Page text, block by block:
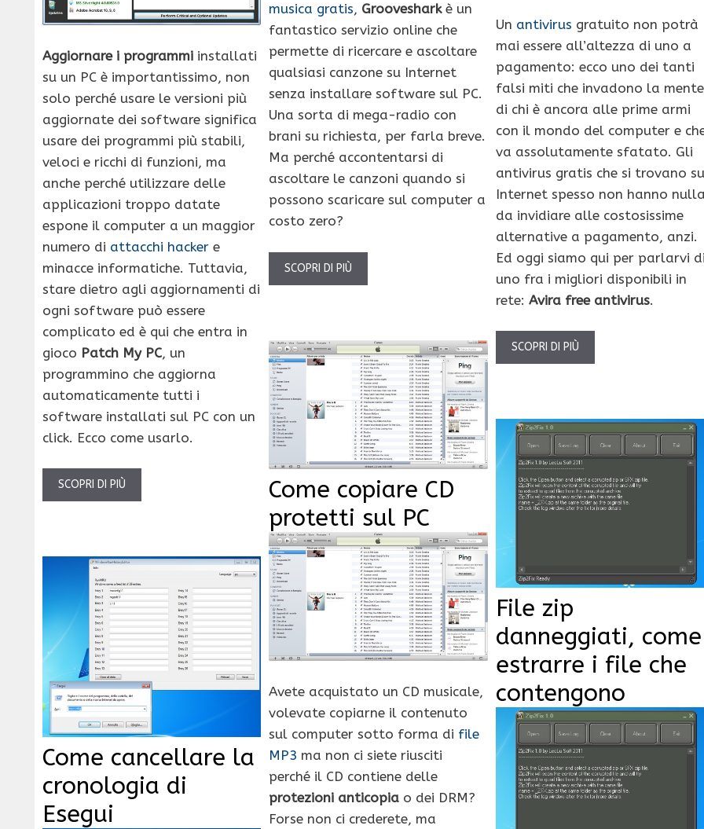
Un antivirus gratuito non potrà
mai essere all’altezza di uno a
pagamento: ecco uno dei tanti
falsi miti che invadono la mente
di chi è ancora alle prime armi
con il mondo del computer e
va assolutamente sfatato. Gli
antivirus gratis che si trovano su
Internet spesso non hanno
da invidiare alle costosissime
alternative a pagamento, anzi.
Ed oggi siamo qui per parlarvi
uno fra i migliori disponibili in
rete: Avira free antivirus.
SCOPRI DI PIÙ
musica gratis, Groovesharkè un
fantastico servizio online che
permette di ricercare e ascoltare
qualsiasi canzone su Internet
senza installare software sul PC.
Una sorta di mega-radio con
brani su richiesta, per farla breve.
Ma perché accontentarsi di
ascoltare le canzoni quando si
possono scaricare sul computer a
costo zero?
SCOPRI DI PIÙ
Aggiornare i programmi installati
su un PC è importantissimo, non
solo perché usare le versioni più
aggiornate dei software significa
usare dei programmi più stabili,
veloci e ricchi di funzioni, ma
anche perché utilizzare delle
applicazioni troppo datate
espone il computer a un maggior
numero di attacchi hacker e
minacce informatiche. Tuttavia,
stare dietro agli aggiornamenti di
ogni software può essere
complicato ed è qui che entra in
gioco Patch My PC, un
programmino che aggiorna
automaticamente tutti i
software installati sul PC con un
click. Ecco come usarlo.
SCOPRI DI PIÙ
Come copiare CD
protetti sul PC
Avete acquistato un CD musicale,
volevate copiarne il contenuto
sul computer sotto forma di file
MP3 ma non ci siete riusciti
perché il CD contiene delle
protezioni anticopia o dei DRM?
Forse non ci crederete, ma
File zip
danneggiati, come
estrarre i file che
contengono
Come cancellare la
cronologia di
Esegui